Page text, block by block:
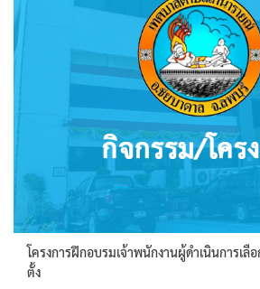
โครงการฝึกอบรมเจ้าพนักงานผู้ดำเนินการเลื
ตั้ง